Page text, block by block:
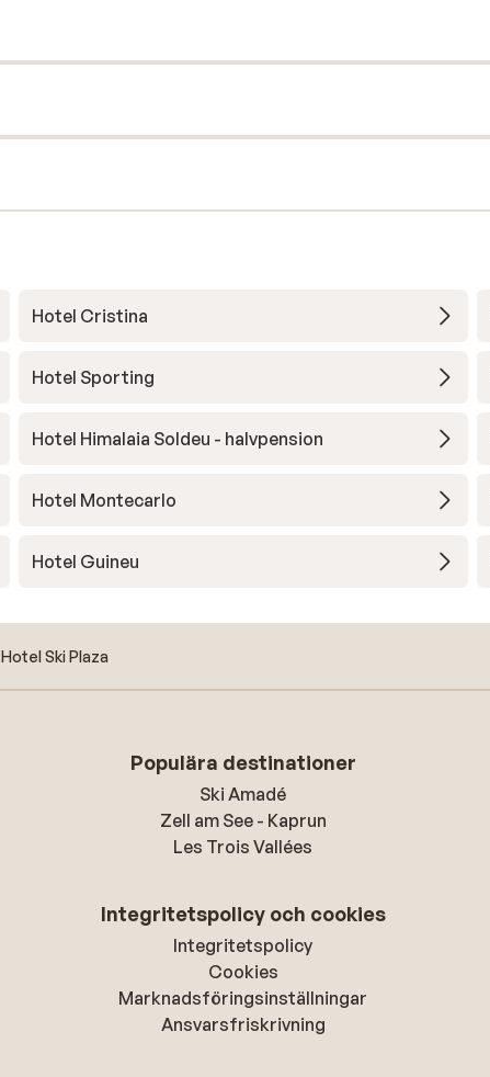
Hotel Cristina
Hotel Sporting
Hotel Himalaia Soldeu - halvpension
Hotel Montecarlo
Hotel Guineu
Hotel Ski Plaza
Populära destinationer
Ski Amadé
Zell am See - Kaprun
Les Trois Vallées
Integritetspolicy och cookies
Integritetspolicy
Cookies
Marknadsföringsinställningar
Ansvarsfriskrivning